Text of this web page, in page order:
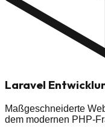
Laravel
Maßgeschneiderte
dem modernen PHP-